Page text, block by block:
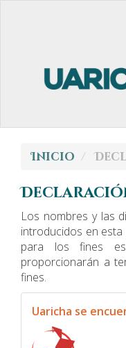
Barra
lateral
Inicio
Los nombres y las
introducidos en esta
para los fines
proporcionarán a
fines.
indexacion
Uaricha se